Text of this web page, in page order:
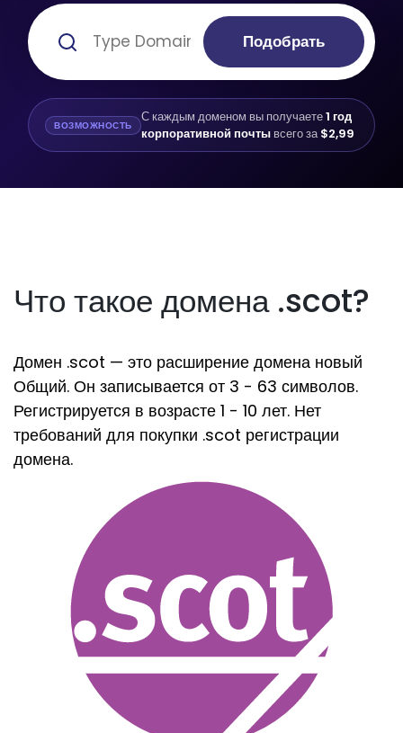
Подобрать
ВОЗМОЖНОСТЬ С каждым доменом вы получаете1 год
корпоративной почтывсего за$2,99
Что такое домена .scot?
Домен .scot — это расширение домена новый
Общий. Он записывается от 3 - 63 символов.
Регистрируется в возрасте 1 - 10 лет. Нет
требований для покупки .scot регистрации
домена.